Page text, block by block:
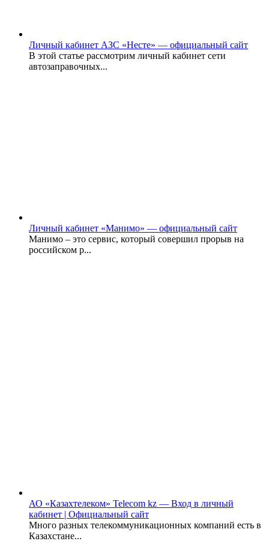
Личный кабинет АЗС «Несте» — официальный сайт
В этой статье рассмотрим личный кабинет сети
автозаправочных...
Личный кабинет «Манимо» — официальный сайт
Манимо – это сервис, который совершил прорыв на
российском р...
АО «Казахтелеком» Telecom kz — Вход в личный
кабинет | Официальный сайт
Много разных телекоммуникационных компаний есть в
Казахстане...